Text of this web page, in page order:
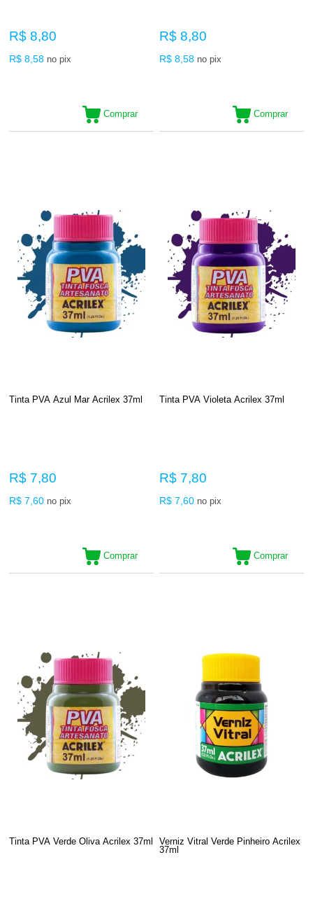
R$ 8,80
R$ 8,58 no pix
Comprar
R$ 8,80
R$ 8,58 no pix
Comprar
Tinta PVA Azul Mar Acrilex 37ml
R$ 7,80
R$ 7,60 no pix
Comprar
Tinta PVA Violeta Acrilex 37ml
R$ 7,80
R$ 7,60 no pix
Comprar
Tinta PVA Verde Oliva Acrilex 37ml
Verniz Vitral Verde Pinheiro Acrilex
37ml